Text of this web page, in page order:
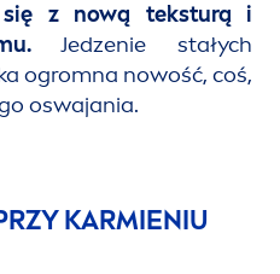
z nową teksturą i
Jedzenie stałych
ogromna nowość, coś,
oswajania.
KARMIENIU